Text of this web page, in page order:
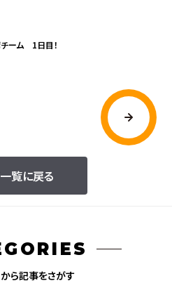
ーム 1日目！
覧に戻る
ら記事をさがす